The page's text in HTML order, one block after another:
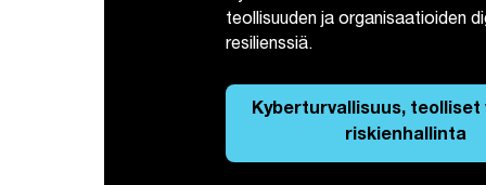
teollisuuden ja organisaatioiden
resilienssiä.
Kyberturvallisuus, teolliset
riskienhallinta